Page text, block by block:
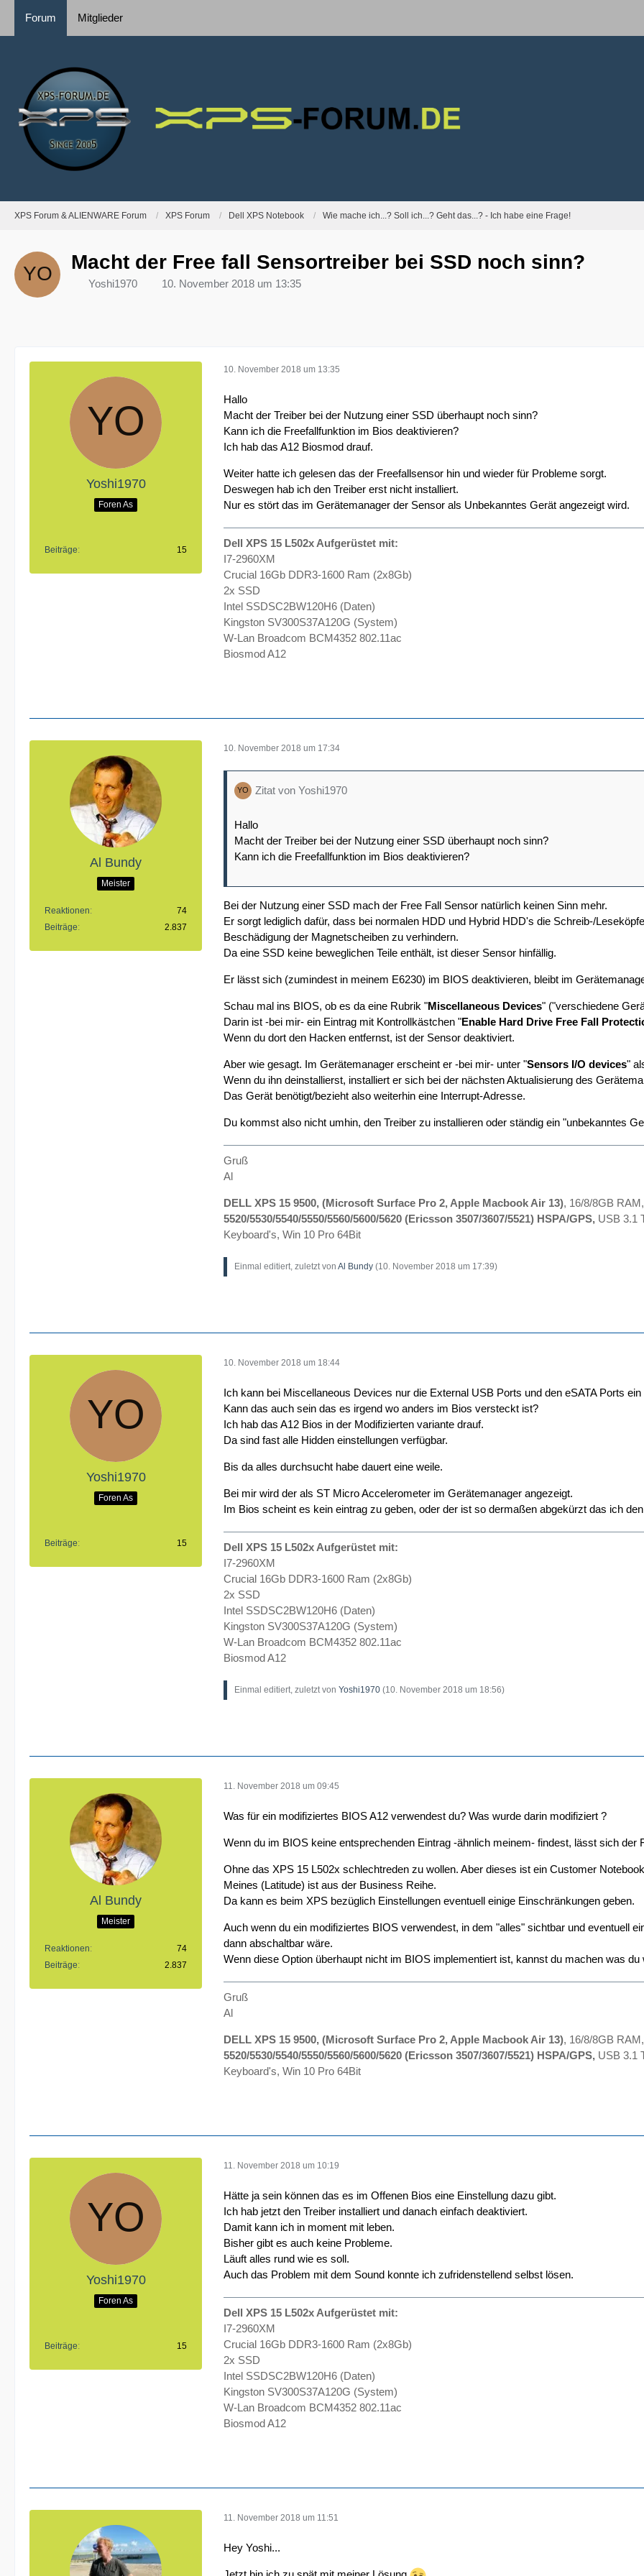
Forum Mitglieder
XPS Forum & ALIENWARE Forum XPS Forum Dell XPS Notebook Wie mache ich...? Soll ich...? Geht das...? - Ich habe eine Frage!
Macht der Free fall Sensortreiber bei SSD noch sinn?
Yoshi1970 10. November 2018 um 13:35
Yoshi1970
Foren As
Beiträge 15
10. November 2018 um 13:35
Hallo
Macht der Treiber bei der Nutzung einer SSD überhaupt noch sinn?
Kann ich die Freefallfunktion im Bios deaktivieren?
Ich hab das A12 Biosmod drauf.
Weiter hatte ich gelesen das der Freefallsensor hin und wieder für Probleme sorgt.
Deswegen hab ich den Treiber erst nicht installiert.
Nur es stört das im Gerätemanager der Sensor als Unbekanntes Gerät angezeigt wird.
Dell XPS 15 L502x Aufgerüstet mit:
I7-2960XM
Crucial 16Gb DDR3-1600 Ram (2x8Gb)
2x SSD
Intel SSDSC2BW120H6 (Daten)
Kingston SV300S37A120G (System)
W-Lan Broadcom BCM4352 802.11ac
Biosmod A12
Al Bundy
Meister
Reaktionen
74
Beiträge
2.837
10. November 2018 um 17:34
Zitat von Yoshi1970
Hallo
Macht der Treiber bei der Nutzung einer SSD überhaupt noch sinn?
Kann ich die Freefallfunktion im Bios deaktivieren?
Bei der Nutzung einer SSD mach der Free Fall Sensor natürlich keinen Sinn mehr.
Er sorgt lediglich dafür, dass bei normalen HDD und Hybrid HDD's die Schreib-/
Beschädigung der Magnetscheiben zu verhindern.
Da eine SSD keine beweglichen Teile enthält, ist dieser Sensor hinfällig.
Er lässt sich (zumindest in meinem E6230) im BIOS deaktivieren, bleibt im
Schau mal ins BIOS, ob es da eine Rubrik "Miscellaneous Devices" ("verschiedene
Darin ist -bei mir- ein Eintrag mit Kontrollkästchen "Enable Hard Drive Free Fall
Wenn du dort den Hacken entfernst, ist der Sensor deaktiviert.
Aber wie gesagt. Im Gerätemanager erscheint er -bei mir- unter "Sensors I/O devices"
Wenn du ihn deinstallierst, installiert er sich bei der nächsten Aktualisierung des
Das Gerät benötigt/bezieht also weiterhin eine Interrupt-Adresse.
Du kommst also nicht umhin, den Treiber zu installieren oder ständig ein "unbekanntes
Gruß
Al
DELL XPS 15 9500, (Microsoft Surface Pro 2, Apple Macbook Air 13), 16/8/8GB
5520/5530/5540/5550/5560/5600/5620 (Ericsson 3507/3607/5521) HSPA/GPS, USB 3.1
Keyboard's, Win 10 Pro 64Bit
Einmal editiert, zuletzt von Al Bundy (10. November 2018 um 17:39)
Yoshi1970
Foren As
Beiträge 15
10. November 2018 um 18:44
Ich kann bei Miscellaneous Devices nur die External USB Ports und den eSATA Ports
Kann das auch sein das es irgend wo anders im Bios versteckt ist?
Ich hab das A12 Bios in der Modifizierten variante drauf.
Da sind fast alle Hidden einstellungen verfügbar.
Bis da alles durchsucht habe dauert eine weile.
Bei mir wird der als ST Micro Accelerometer im Gerätemanager angezeigt.
Im Bios scheint es kein eintrag zu geben, oder der ist so dermaßen abgekürzt das ich
Dell XPS 15 L502x Aufgerüstet mit:
I7-2960XM
Crucial 16Gb DDR3-1600 Ram (2x8Gb)
2x SSD
Intel SSDSC2BW120H6 (Daten)
Kingston SV300S37A120G (System)
W-Lan Broadcom BCM4352 802.11ac
Biosmod A12
Einmal editiert, zuletzt von Yoshi1970 (10. November 2018 um 18:56)
Al Bundy
Meister
Reaktionen
74
Beiträge
2.837
11. November 2018 um 09:45
Was für ein modifiziertes BIOS A12 verwendest du? Was wurde darin modifiziert ?
Wenn du im BIOS keine entsprechenden Eintrag -ähnlich meinem- findest, lässt sich der
Ohne das XPS 15 L502x schlechtreden zu wollen. Aber dieses ist ein Customer
Meines (Latitude) ist aus der Business Reihe.
Da kann es beim XPS bezüglich Einstellungen eventuell einige Einschränkungen geben.
Auch wenn du ein modifiziertes BIOS verwendest, in dem "alles" sichtbar und eventuell
dann abschaltbar wäre.
Wenn diese Option überhaupt nicht im BIOS implementiert ist, kannst du machen was du
Gruß
Al
DELL XPS 15 9500, (Microsoft Surface Pro 2, Apple Macbook Air 13), 16/8/8GB
5520/5530/5540/5550/5560/5600/5620 (Ericsson 3507/3607/5521) HSPA/GPS, USB 3.1
Keyboard's, Win 10 Pro 64Bit
Yoshi1970
Foren As
Beiträge 15
11. November 2018 um 10:19
Hätte ja sein können das es im Offenen Bios eine Einstellung dazu gibt.
Ich hab jetzt den Treiber installiert und danach einfach deaktiviert.
Damit kann ich in moment mit leben.
Bisher gibt es auch keine Probleme.
Läuft alles rund wie es soll.
Auch das Problem mit dem Sound konnte ich zufridenstellend selbst lösen.
Dell XPS 15 L502x Aufgerüstet mit:
I7-2960XM
Crucial 16Gb DDR3-1600 Ram (2x8Gb)
2x SSD
Intel SSDSC2BW120H6 (Daten)
Kingston SV300S37A120G (System)
W-Lan Broadcom BCM4352 802.11ac
Biosmod A12
11. November 2018 um 11:51
Hey Yoshi...